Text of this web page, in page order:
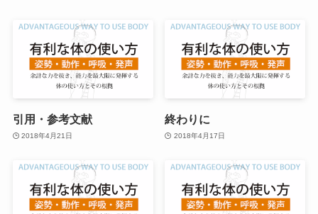
引用・参考文献
2018年4月21日
終わりに
2018年4月17日